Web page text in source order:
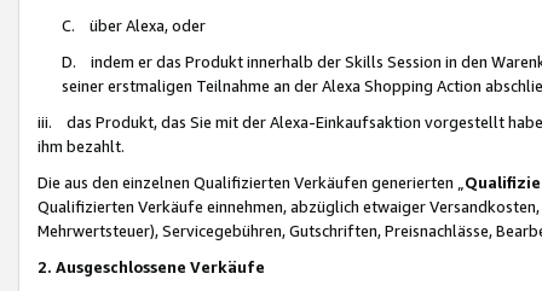
C. über Alexa, oder
D. indem er das Produkt innerhalb der Skills Session in den
seiner erstmaligen Teilnahme an der Alexa Shopping Action
iii. das Produkt, das Sie mit der Alexa-Einkaufsaktion vorgestellt
ihm bezahlt.
Die aus den einzelnen Qualifizierten Verkäufen generierten „
Qualifizierten Verkäufe einnehmen, abzüglich etwaiger
Mehrwertsteuer), Servicegebühren, Gutschriften, Preisnachlässe,
2. Ausgeschlossene Verkäufe